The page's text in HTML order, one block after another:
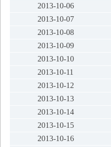
2013-10-06
2013-10-07
2013-10-08
2013-10-09
2013-10-10
2013-10-11
2013-10-12
2013-10-13
2013-10-14
2013-10-15
2013-10-16